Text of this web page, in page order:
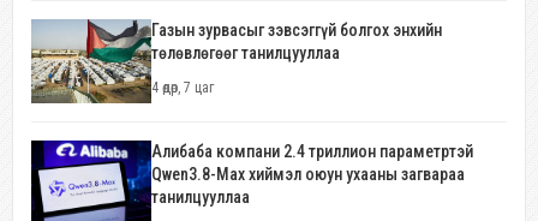
Газын зурвасыг зэвсэггүй болгох энхийн
төлөвлөгөөг танилцууллаа
4 өдөр, 7 цаг
Алибаба компани 2.4 триллион параметртэй
Qwen3.8-Max хиймэл оюун ухааны загвараа
танилцууллаа